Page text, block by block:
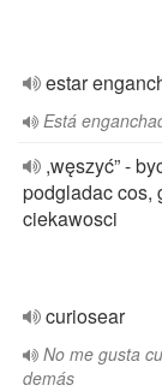
estar
Está
,węszyć” -
podgladac cos,
ciekawosci
curiosear
No me gusta
demás